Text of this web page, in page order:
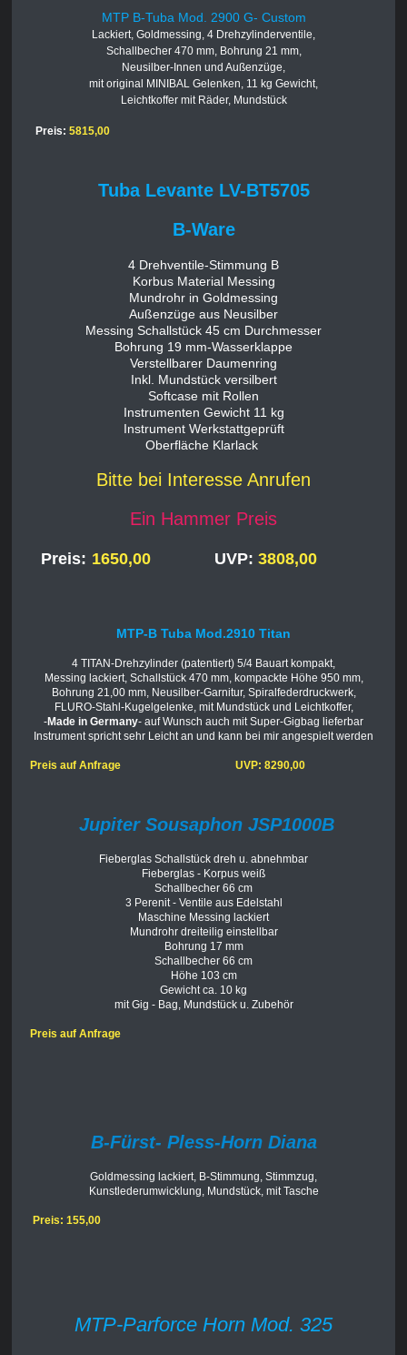
MTP B-Tuba Mod. 2900 G- Custom
Lackiert, Goldmessing, 4 Drehzylinderventile,
Schallbecher 470 mm, Bohrung 21 mm,
Neusilber-Innen und Außenzüge,
mit original MINIBAL Gelenken, 11 kg Gewicht,
Leichtkoffer mit Räder, Mundstück
Preis: 5815,00
Tuba Levante LV-BT5705
B-Ware
4 Drehventile-Stimmung B
Korbus Material Messing
Mundrohr in Goldmessing
Außenzüge aus Neusilber
Messing Schallstück 45 cm Durchmesser
Bohrung 19 mm-Wasserklappe
Verstellbarer Daumenring
Inkl. Mundstück versilbert
Softcase mit Rollen
Instrumenten Gewicht 11 kg
Instrument Werkstattgeprüft
Oberfläche Klarlack
Bitte bei Interesse Anrufen
Ein Hammer Preis
Preis: 1650,00 UVP: 3808,00
MTP-B Tuba Mod.2910 Titan
4 TITAN-Drehzylinder (patentiert) 5/4 Bauart kompakt,
Messing lackiert, Schallstück 470 mm, kompackte Höhe 950 mm,
Bohrung 21,00 mm, Neusilber-Garnitur, Spiralfederdruckwerk,
FLURO-Stahl-Kugelgelenke, mit Mundstück und Leichtkoffer,
-Made in Germany- auf Wunsch auch mit Super-Gigbag lieferbar
Instrument spricht sehr Leicht an und kann bei mir angespielt werden
Preis auf Anfrage UVP: 8290,00
Jupiter Sousaphon JSP1000B
Fieberglas Schallstück dreh u. abnehmbar
Fieberglas - Korpus weiß
Schallbecher 66 cm
3 Perenit - Ventile aus Edelstahl
Maschine Messing lackiert
Mundrohr dreiteilig einstellbar
Bohrung 17 mm
Schallbecher 66 cm
Höhe 103 cm
Gewicht ca. 10 kg
mit Gig - Bag, Mundstück u. Zubehör
Preis auf Anfrage
B-Fürst- Pless-Horn Diana
Goldmessing lackiert, B-Stimmung, Stimmzug,
Kunstlederumwicklung, Mundstück, mit Tasche
Preis: 155,00
MTP-Parforce Horn Mod. 325